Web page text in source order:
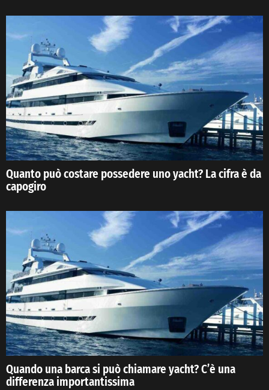
Quanto può costare possedere uno yacht? La cifra è da
capogiro
Quando una barca si può chiamare yacht? C’è una
differenza importantissima